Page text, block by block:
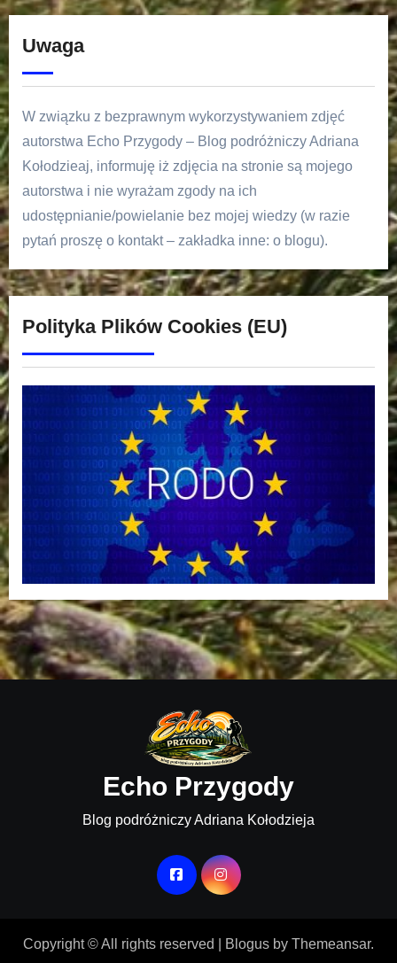
Uwaga
W związku z bezprawnym wykorzystywaniem zdjęć
autorstwa Echo Przygody – Blog podróżniczy Adriana
Kołodzieaj, informuję iż zdjęcia na stronie są mojego
autorstwa i nie wyrażam zgody na ich
udostępnianie/powielanie bez mojej wiedzy (w razie
pytań proszę o kontakt – zakładka inne: o blogu).
Polityka Plików Cookies (EU)
Echo Przygody
Blog podróżniczy Adriana Kołodzieja
Copyright © All rights reserved Blogus by Themeansar.